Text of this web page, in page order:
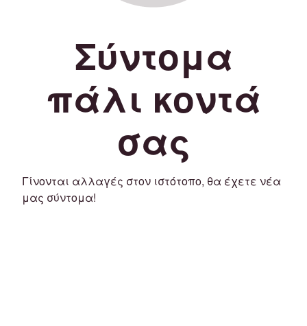
Σύντομα
πάλι κοντά
σας
Γίνονται αλλαγές στον ιστότοπο, θα έχετε νέα
μας σύντομα!